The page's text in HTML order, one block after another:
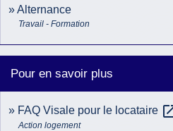
Alternance
Travail - Formation
Pour en savoir plus
FAQ Visale pour le locataire
Action logement